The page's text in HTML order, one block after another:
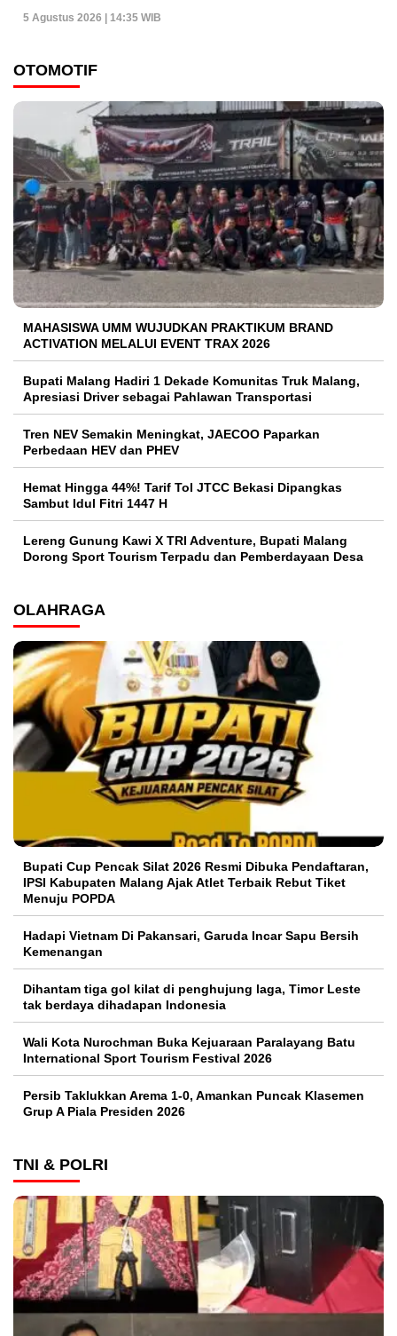
5 Agustus 2026 | 14:35 WIB
OTOMOTIF
MAHASISWA UMM WUJUDKAN PRAKTIKUM BRAND
ACTIVATION MELALUI EVENT TRAX 2026
Bupati Malang Hadiri 1 Dekade Komunitas Truk Malang,
Apresiasi Driver sebagai Pahlawan Transportasi
Tren NEV Semakin Meningkat, JAECOO Paparkan
Perbedaan HEV dan PHEV
Hemat Hingga 44%! Tarif Tol JTCC Bekasi Dipangkas
Sambut Idul Fitri 1447 H
Lereng Gunung Kawi X TRI Adventure, Bupati Malang
Dorong Sport Tourism Terpadu dan Pemberdayaan Desa
OLAHRAGA
Bupati Cup Pencak Silat 2026 Resmi Dibuka Pendaftaran,
IPSI Kabupaten Malang Ajak Atlet Terbaik Rebut Tiket
Menuju POPDA
Hadapi Vietnam Di Pakansari, Garuda Incar Sapu Bersih
Kemenangan
Dihantam tiga gol kilat di penghujung laga, Timor Leste
tak berdaya dihadapan Indonesia
Wali Kota Nurochman Buka Kejuaraan Paralayang Batu
International Sport Tourism Festival 2026
Persib Taklukkan Arema 1-0, Amankan Puncak Klasemen
Grup A Piala Presiden 2026
TNI & POLRI